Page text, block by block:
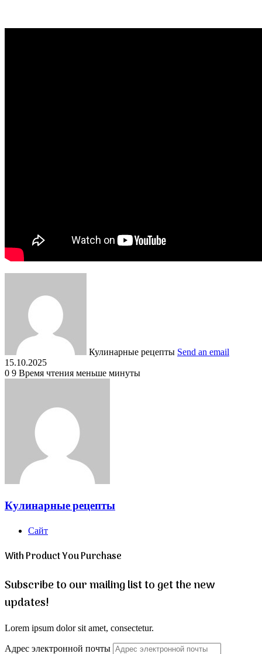
Кулинарные рецепты Send an email
15.10.2025
0 9 Время чтения меньше минуты
Кулинарные рецепты
Сайт
With Product You Purchase
Subscribe to our mailing list to get the new
updates!
Lorem ipsum dolor sit amet, consectetur.
Адрес электронной почты